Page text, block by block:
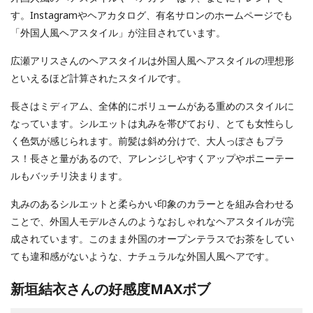
す。Instagramやヘアカタログ、有名サロンのホームページでも
「外国人風ヘアスタイル」が注目されています。
広瀬アリスさんのヘアスタイルは外国人風ヘアスタイルの理想形
といえるほど計算されたスタイルです。
長さはミディアム、全体的にボリュームがある重めのスタイルに
なっています。シルエットは丸みを帯びており、とても女性らし
く色気が感じられます。前髪は斜め分けで、大人っぽさもプラ
ス！長さと量があるので、アレンジしやすくアップやポニーテー
ルもバッチリ決まります。
丸みのあるシルエットと柔らかい印象のカラーとを組み合わせる
ことで、外国人モデルさんのようなおしゃれなヘアスタイルが完
成されています。このまま外国のオープンテラスでお茶をしてい
ても違和感がないような、ナチュラルな外国人風ヘアです。
新垣結衣さんの好感度MAXボブ